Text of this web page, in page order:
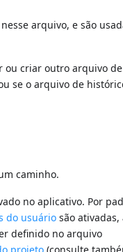
arquivo, e são
ou criar outro arquivo de
se o arquivo de
caminho.
no aplicativo. Por
do usuário são ativadas,
definido no arquivo